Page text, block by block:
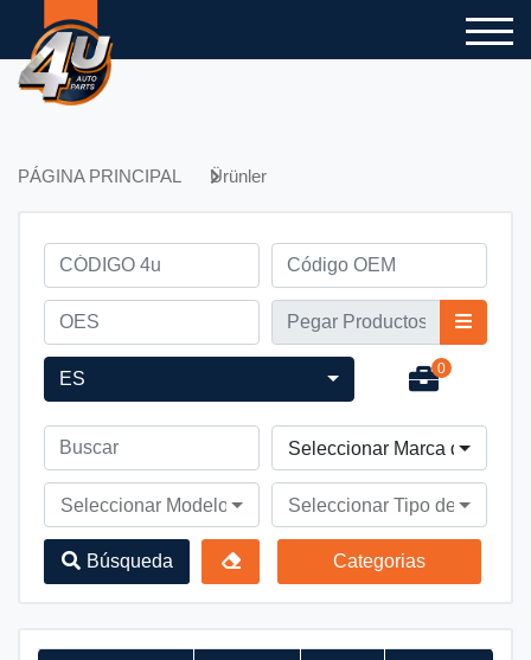
PÁGINA PRINCIPAL Ürünler
ES 0
Seleccionar Marca de
Seleccionar Modelo de VehículoSeleccionar Tipo de
Búsqueda Categorias